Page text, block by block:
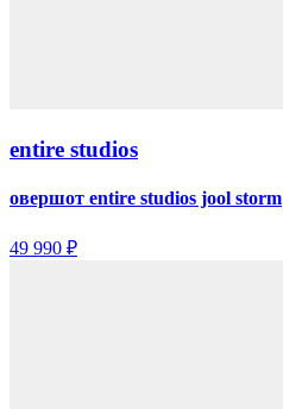
entire studios
овершот entire studios jool storm
49 990 ₽